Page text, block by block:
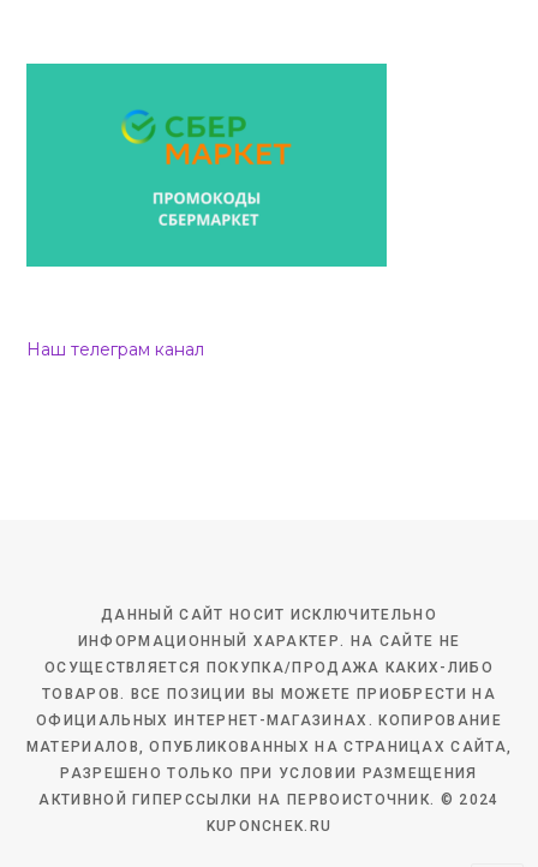
Наш телеграм канал
ДАННЫЙ САЙТ НОСИТ ИСКЛЮЧИТЕЛЬНО
ИНФОРМАЦИОННЫЙ ХАРАКТЕР. НА САЙТЕ НЕ
ОСУЩЕСТВЛЯЕТСЯ ПОКУПКА/ПРОДАЖА КАКИХ-ЛИБО
ТОВАРОВ. ВСЕ ПОЗИЦИИ ВЫ МОЖЕТЕ ПРИОБРЕСТИ НА
ОФИЦИАЛЬНЫХ ИНТЕРНЕТ-МАГАЗИНАХ. КОПИРОВАНИЕ
МАТЕРИАЛОВ, ОПУБЛИКОВАННЫХ НА СТРАНИЦАХ САЙТА,
РАЗРЕШЕНО ТОЛЬКО ПРИ УСЛОВИИ РАЗМЕЩЕНИЯ
АКТИВНОЙ ГИПЕРССЫЛКИ НА ПЕРВОИСТОЧНИК. © 2024
KUPONCHEK.RU